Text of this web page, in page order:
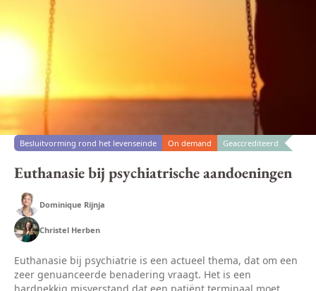
Besluitvorming rond het levenseinde On demand Geaccrediteerd
Euthanasie bij psychiatrische aandoeningen
Dominique Rijnja
Christel Herben
Euthanasie bij psychiatrie is een actueel thema, dat om een
zeer genuanceerde benadering vraagt. Het is een